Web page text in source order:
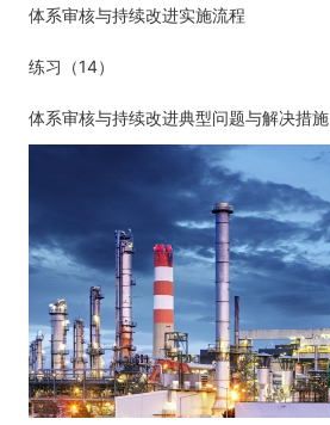
体系审核与持续改进实施流程
练习（14）
体系审核与持续改进典型问题与解决措施